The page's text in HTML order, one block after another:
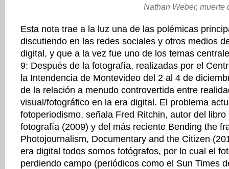
Nathan Weber, muerte
Esta nota trae a la luz una de las polémicas
discutiendo en las redes sociales y otros medios
digital, y que a la vez fue uno de los temas
9: Después de la fotografía, realizadas por el
la Intendencia de Montevideo del 2 al 4 de
de la relación a menudo controvertida entre
visual/fotográfico en la era digital. El problema
fotoperiodismo, señala Fred Ritchin, autor del libro
fotografía (2009) y del más reciente Bending the
Photojournalism, Documentary and the Citizen
era digital todos somos fotógrafos, por lo cual el
perdiendo campo (periódicos como el Sun Times